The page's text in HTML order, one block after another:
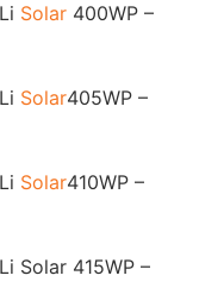
Solar 400WP –
Solar405WP –
Solar410WP –
Solar 415WP –